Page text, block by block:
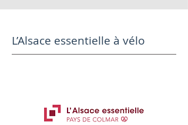
L’Alsace essentielle à vélo